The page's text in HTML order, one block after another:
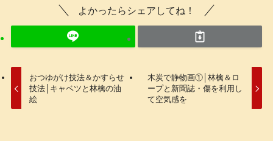
よかったらシェアしてね！
おつゆがけ技法＆かすらせ
技法│キャベツと林檎の油
絵
木炭で静物画①│林檎＆ロ
ープと新聞誌・傷を利用し
て空気感を